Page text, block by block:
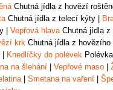
Chutná jídla z hovězí
Chutná jídla z telecí kýty
Vepřová hlavaChutná jídla z
krk Chutná jídla z hovězího
Knedlíčky do polévek
na šlehání Vepřové maso
| Smetana na vaření